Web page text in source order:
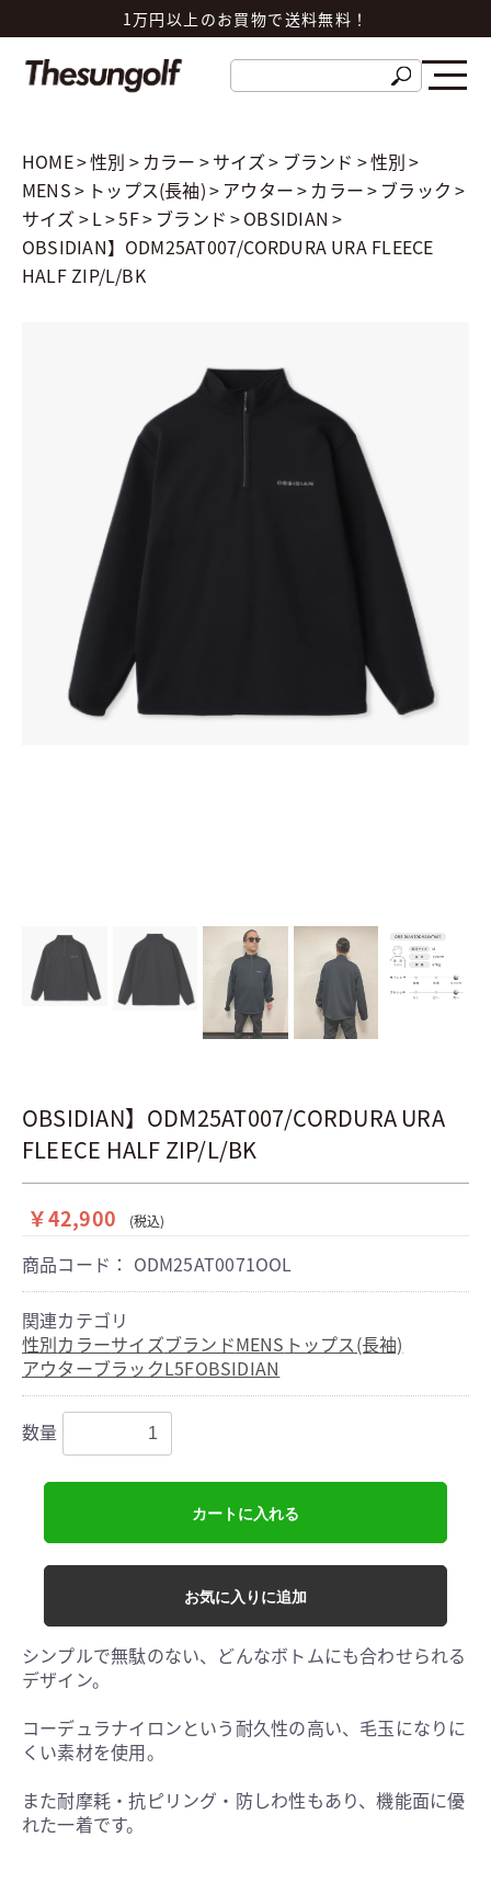
1万円以上のお買物で送料無料！
HOME>性別 > カラー >サイズ> ブランド >性別>
MENS> トップス(長袖)> アウター> カラー> ブラック >
サイズ >L>5F> ブランド >OBSIDIAN >
OBSIDIAN】ODM25AT007/CORDURA URA FLEECE
HALF ZIP/L/BK
OBSIDIAN】ODM25AT007/CORDURA URA
FLEECE HALF ZIP/L/BK
￥42,900 (税込)
商品コード： ODM25AT0071OOL
関連カテゴリ
性別カラーサイズブランドMENS トップス(長袖)
アウターブラックL5FOBSIDIAN
数量
カートに入れる
お気に入りに追加
シンプルで無駄のない、どんなボトムにも合わせられる
デザイン。
コーデュラナイロンという耐久性の高い、毛玉になりに
くい素材を使用。
また耐摩耗・抗ピリング・防しわ性もあり、機能面に優
れた一着です。